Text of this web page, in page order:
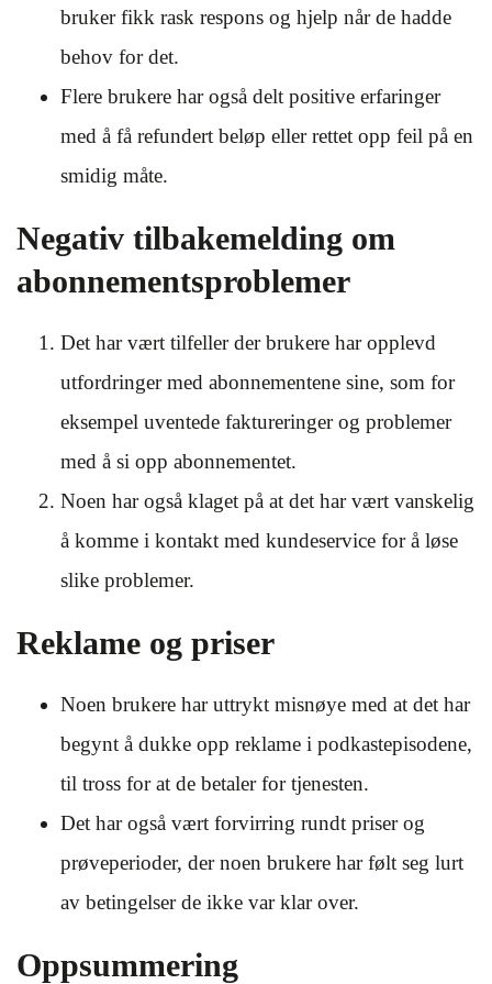
bruker fikk rask respons og hjelp når de hadde
behov for det.
Flere brukere har også delt positive erfaringer
med å få refundert beløp eller rettet opp feil på en
smidig måte.
Negativ tilbakemelding om
abonnementsproblemer
Det har vært tilfeller der brukere har opplevd
utfordringer med abonnementene sine, som for
eksempel uventede faktureringer og problemer
med å si opp abonnementet.
Noen har også klaget på at det har vært vanskelig
å komme i kontakt med kundeservice for å løse
slike problemer.
Reklame og priser
Noen brukere har uttrykt misnøye med at det har
begynt å dukke opp reklame i podkastepisodene,
til tross for at de betaler for tjenesten.
Det har også vært forvirring rundt priser og
prøveperioder, der noen brukere har følt seg lurt
av betingelser de ikke var klar over.
Oppsummering